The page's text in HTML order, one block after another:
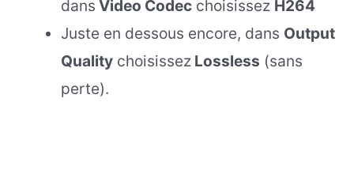
dans Video Codec choisissez H264
Juste en dessous encore, dans Output
Quality choisissez Lossless (sans
perte).